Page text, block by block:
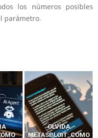
los números posibles
parámetro.
CÓMO LOS HACKERS
INTERCEPTAN OTPS